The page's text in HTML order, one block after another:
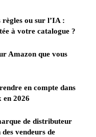
règles ou sur l’IA :
à votre catalogue ?
Amazon que vous
en compte dans
en 2026
de distributeur
vendeurs de